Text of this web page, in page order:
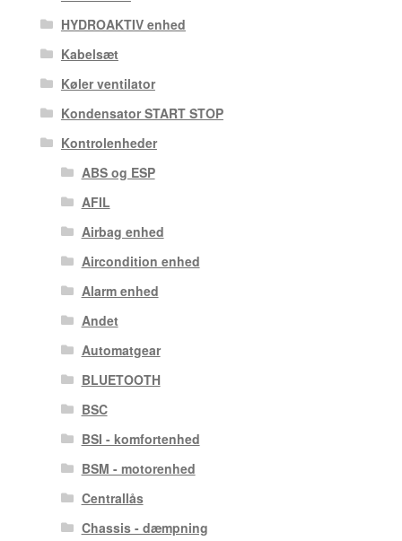
HYDROAKTIV enhed
Kabelsæt
Køler ventilator
Kondensator START STOP
Kontrolenheder
ABS og ESP
AFIL
Airbag enhed
Aircondition enhed
Alarm enhed
Andet
Automatgear
BLUETOOTH
BSC
BSI - komfortenhed
BSM - motorenhed
Centrallås
Chassis - dæmpning